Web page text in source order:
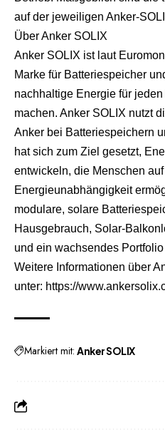
auf der jeweiligen Anker-
Über Anker SOLIX
Anker SOLIX ist laut
Marke für Batteriespeicher
nachhaltige Energie für
machen. Anker SOLIX nutzt
Anker bei Batteriespeichern
hat sich zum Ziel gesetzt,
entwickeln, die Menschen
Energieunabhängigkeit
modulare, solare
Hausgebrauch, Solar-
und ein wachsendes
Weitere Informationen über
unter: https://
Markiert mit: Anker SOLIX